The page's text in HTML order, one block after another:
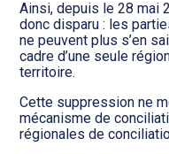
Ainsi, depuis le 28 mai
donc disparu : les
ne peuvent plus s’en
cadre d’une seule
territoire.
Cette suppression ne
mécanisme de
régionales de